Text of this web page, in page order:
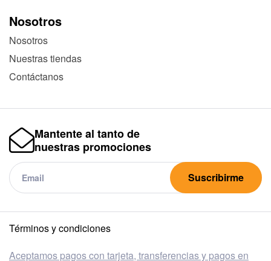
Nosotros
Nosotros
Nuestras tiendas
Contáctanos
Mantente al tanto de
nuestras promociones
Suscribirme
Términos y condiciones
Aceptamos pagos con tarjeta, transferencias y pagos en